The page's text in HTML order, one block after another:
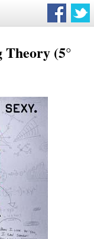
Theory (5°